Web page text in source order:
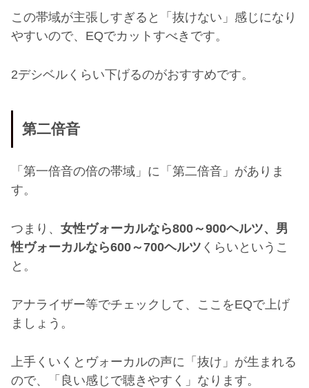
この帯域が主張しすぎると「抜けない」感じになり
やすいので、 EQでカットすべきです。
2デシベルくらい下げるのがおすすめです。
第二倍音
「第一倍音の倍の帯域」に「第二倍音」がありま
す。
つまり、女性ヴォーカルなら800～900ヘルツ、男
性ヴォーカルなら600～700ヘルツ くらいというこ
と。
アナライザー等でチェックして、ここをEQで上げ
ましょう。
上手くいくとヴォーカルの声に「抜け」が生まれる
ので、「良い感じで聴きやすく」なります。